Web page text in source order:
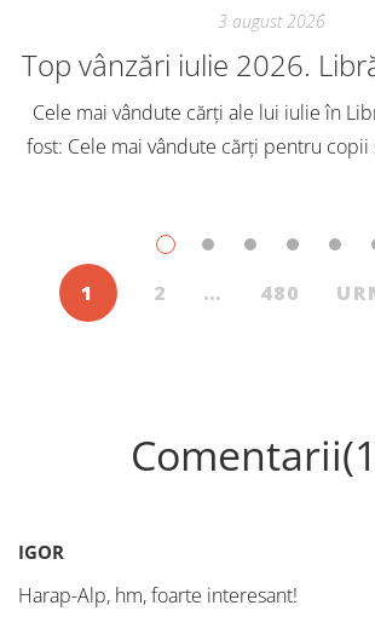
3 august 2026
Top vânzări iulie 2026.
Cele mai vândute cărți ale lui iulie în
fost: Cele mai vândute cărți pentru copii
1 2 … 480
IGOR
Harap-Alp, hm, foarte interesant!